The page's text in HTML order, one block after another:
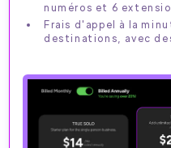
numéros et 6
Frais d'appel à la
destinations, avec